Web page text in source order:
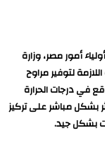
أمور مصر، وزارة
لتوفير مراوح
في درجات الحرارة
بشكل مباشر على تركيز
بشكل جيد.